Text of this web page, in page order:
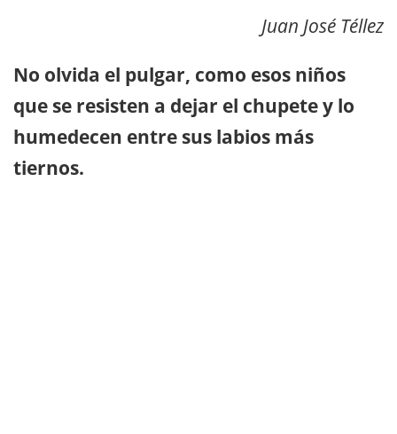
Juan José Téllez
No olvida el pulgar, como esos niños
que se resisten a dejar el chupete y lo
humedecen entre sus labios más
tiernos.